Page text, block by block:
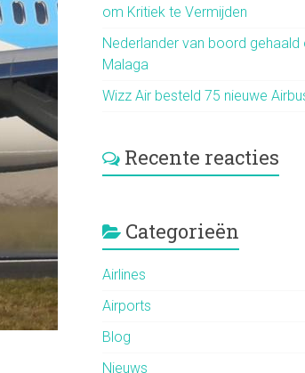
om Kritiek te Vermijden
Nederlander van boord gehaald
Malaga
Wizz Air besteld 75 nieuwe
Recente reacties
Categorieën
Airlines
Airports
Blog
Nieuws